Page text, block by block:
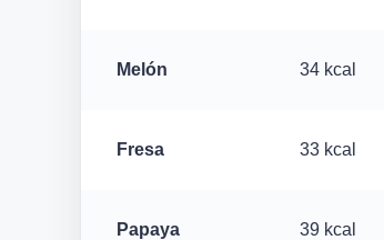
Melón 34 kcal
Fresa 33 kcal
Papaya 39 kcal